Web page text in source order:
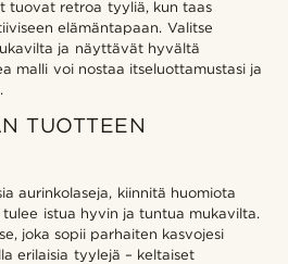
tuovat retroa tyyliä, kun taas
elämäntapaan. Valitse
ja näyttävät hyvältä
malli voi nostaa itseluottamustasi ja
TUOTTEEN
aurinkolaseja, kiinnitä huomiota
istua hyvin ja tuntua mukavilta.
joka sopii parhaiten kasvojesi
erilaisia tyylejä – keltaiset